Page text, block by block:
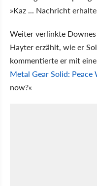
»Kaz ... Nachricht
Weiter verlinkte
Hayter erzählt, wie er
kommentierte er mit
Metal Gear Solid: Peace
now?«